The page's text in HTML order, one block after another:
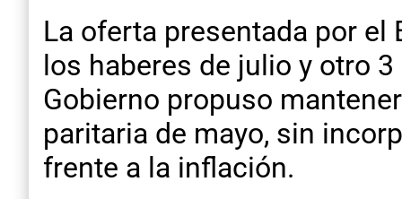
La oferta presentada por
los haberes de julio y otro
Gobierno propuso
paritaria de mayo, sin
frente a la inflación.